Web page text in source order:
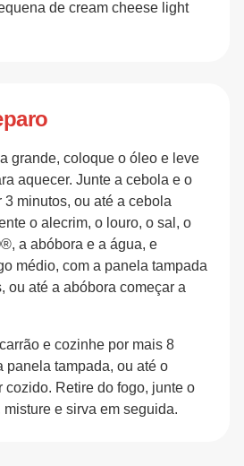
de cream cheese light
grande, coloque o óleo e leve
aquecer. Junte a cebola e o
3 minutos, ou até a cebola
o alecrim, o louro, o sal, o
a abóbora e a água, e
médio, com a panela tampada
ou até a abóbora começar a
e cozinhe por mais 8
panela tampada, ou até o
cozido. Retire do fogo, junte o
e sirva em seguida.